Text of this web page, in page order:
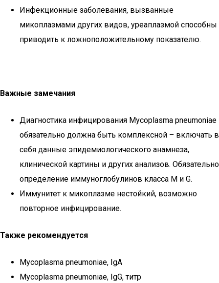
Инфекционные заболевания, вызванные
микоплазмами других видов, уреаплазмой способны
приводить к ложноположительному показателю.
Важные замечания
Диагностика инфицирования Mycoplasma pneumoniae
обязательно должна быть комплексной – включать в
себя данные эпидемиологического анамнеза,
клинической картины и других анализов. Обязательно
определение иммуноглобулинов класса M и G.
Иммунитет к микоплазме нестойкий, возможно
повторное инфицирование.
Также рекомендуется
Mycoplasma pneumoniae, IgA
Mycoplasma pneumoniae, IgG, титр